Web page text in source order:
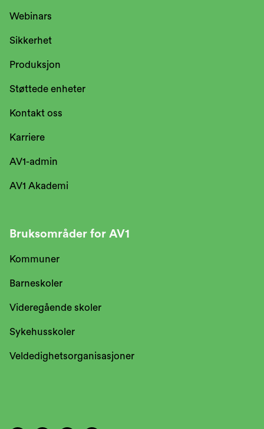
Webinars
Sikkerhet
Produksjon
Støttede enheter
Kontakt oss
Karriere
AV1-admin
AV1 Akademi
Bruksområder for AV1
Kommuner
Barneskoler
Videregående skoler
Sykehusskoler
Veldedighetsorganisasjoner